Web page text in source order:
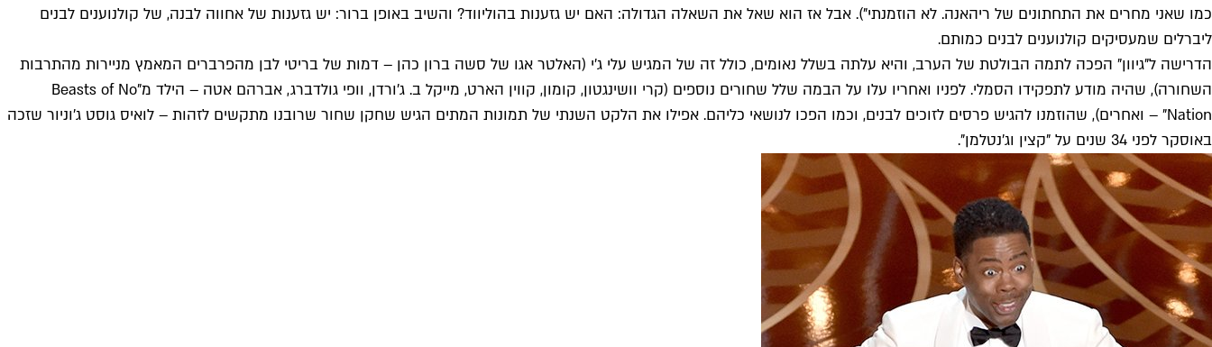
כמו שאני מחרים את התחתונים של ריהאנה. לא הוזמנתי"). אבל אז הוא שאל את השאלה הגדולה: האם יש גזענות בהוליווד? והשיב באופן ברור: יש גזענות של אחווה לבנה, של קולנוענים לבנים
ליברלים שמעסיקים קולנוענים לבנים כמותם.
הדרישה ל"גיוון" הפכה לתמה הבולטת של הערב, והיא עלתה בשלל נאומים, כולל זה של המגיש עלי ג'י (האלטר אגו של סשה ברון כהן – דמות של בריטי לבן מהפרברים המאמץ מניירות מהתרבות
השחורה), שהיה מודע לתפקידו הסמלי. לפניו ואחריו עלו על הבמה שלל שחורים נוספים (קרי וושינגטון, קומון, קווין הארט, מייקל ב. ג'ורדן, וופי גולדברג, אברהם אטה – הילד מ"Beasts of No
Nation" – ואחרים), שהוזמנו להגיש פרסים לזוכים לבנים, וכמו הפכו לנושאי כליהם. אפילו את הלקט השנתי של תמונות המתים הגיש שחקן שחור שרובנו מתקשים לזהות – לואיס גוסט ג'וניור שזכה
באוסקר לפני 34 שנים על "קצין וג'נטלמן".